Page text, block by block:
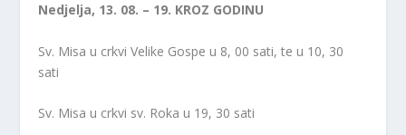
Nedjelja, 13. 08. – 19. KROZ GODINU
Sv. Misa u crkvi Velike Gospe u 8, 00 sati, te u 10, 30
sati
Sv. Misa u crkvi sv. Roka u 19, 30 sati